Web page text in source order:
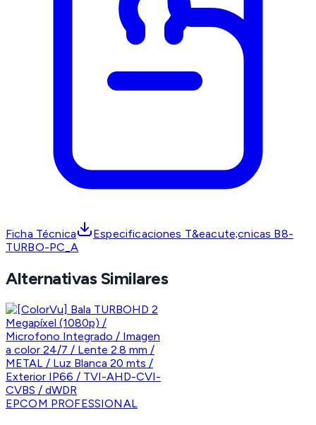
Ficha Técnica
Especificaciones T&eacute;cnicas B8-
TURBO-PC_A
Alternativas Similares
EPCOM PROFESSIONAL